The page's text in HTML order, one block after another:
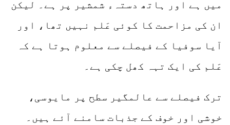
میں ہے اور ہاتھ دستہء شمشیر پر ہے۔ لیکن
ان کی مزاحمت کا کوئی عَلم نہیں تھا، اور
آیا سوفیا کے فیصلے سے معلوم ہوتا ہے کہ
عَلم کی ایک تہہ کھل چکی ہے۔
ترک فیصلے سے عالمگیر سطح پر مایوسی،
خوشی اور خوف کے جذبات سامنے آئے ہیں۔